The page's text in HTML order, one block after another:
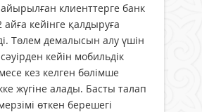
клиенттерге банк
айға кейінге қалдыруға
Төлем демалысын алу үшін
кейін мобильдік
кез келген бөлімше
жүгіне алады. Басты талап
өткен берешегі